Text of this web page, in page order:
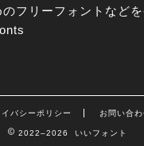
フリーフォントなど
イバシーポリシー お問い合わ
2022–2026 いいフォント